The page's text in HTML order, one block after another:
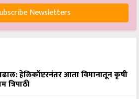
Newsletters
हेलिकॉप्टरनंतर आता विमानातून कृषी
त्रिपाठी